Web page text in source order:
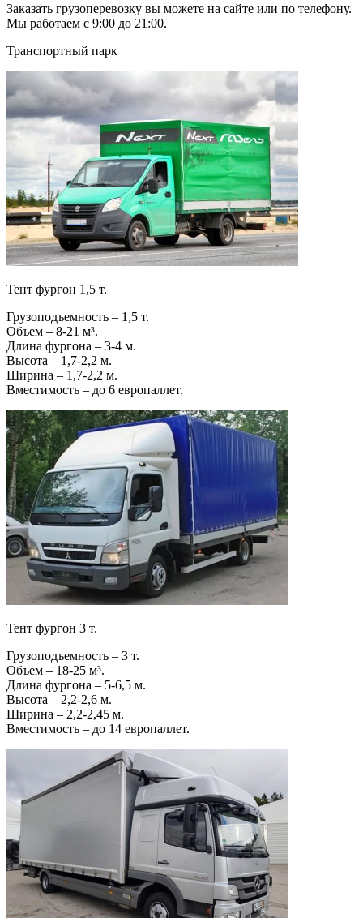
Заказать грузоперевозку вы можете на сайте или по телефону.
Мы работаем с 9:00 до 21:00.
Транспортный парк
Тент фургон 1,5 т.
Грузоподъемность – 1,5 т.
Объем – 8-21 м³.
Длина фургона – 3-4 м.
Высота – 1,7-2,2 м.
Ширина – 1,7-2,2 м.
Вместимость – до 6 европаллет.
Тент фургон 3 т.
Грузоподъемность – 3 т.
Объем – 18-25 м³.
Длина фургона – 5-6,5 м.
Высота – 2,2-2,6 м.
Ширина – 2,2-2,45 м.
Вместимость – до 14 европаллет.